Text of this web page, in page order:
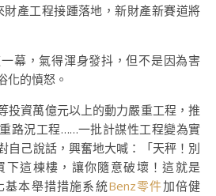
產工程接踵落地，新財產新賽道將
幕，氣得渾身發抖，但不是因為害
化的憤怒。
投資萬億元以上的動力嚴重工程，推
路況工程……一批計謀性工程變為實
自己說話，興奮地大喊：「天秤！別
下這棟樓，讓你隨意破壞！這就是
基本舉措措施系統Benz零件加倍健